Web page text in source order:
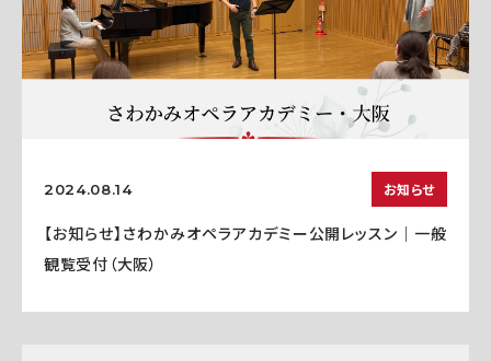
2024.08.14 お知らせ
【お知らせ】さわかみオペラアカデミー公開レッスン｜一般
観覧受付（大阪）